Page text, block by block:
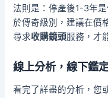
法則是：停產後1-3年
於傳奇級別，建議在價
尋求收購鏡頭服務，才
線上分析，線下鑑
看完了詳盡的分析，您